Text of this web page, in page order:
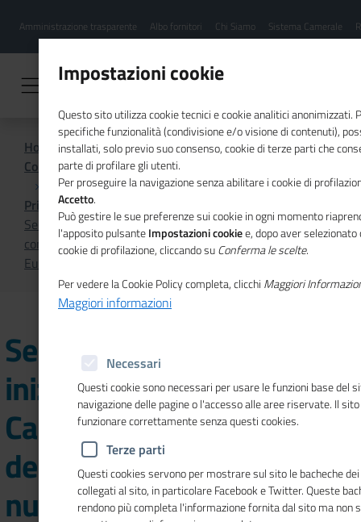
contenuto
Menu
hamburgher
Amministrazione trasparente Albo fornitori Chi Siamo Sistema Camerale
Home
Comunicazione istituzionale per il sistema camerale
Primo Piano
Servizi innovativi, iniziative e progetti della Camera di
commercio della Lettonia nel nuovo numero di Mosaico
Europa
Servizi innovativi,
iniziative e progetti della
Camera di commercio
della Lettonia nel nuovo
numero di Mosaico Europa
Impostazioni cookie
Questo sito utilizza cookie tecnici e cookie analitici anonimizzati.
specifiche funzionalità (condivisione e/o visione di contenuti),
installati, solo previo suo consenso, cookie di terze parti che
parte di profilare gli utenti.
Per proseguire la navigazione senza abilitare i cookie di
Accetto.
Può gestire le sue preferenze sui cookie in ogni momento
l'apposito pulsanteImpostazioni cookiee, dopo aver
cookie di profilazione, cliccando suConferma le scelte.
Per vedere la Cookie Policy completa, clicchi Maggiori
Maggiori informazioni
Necessari
Questi cookie sono necessari per usare le funzioni base del
navigazione delle pagine o l'accesso alle aree riservate. Il
funzionare correttamente senza questi cookies.
Terze parti
Questi cookies servono per mostrare sul sito le bacheche
collegati al sito, in particolare Facebook e Twitter. Queste
rendono più completa l'informazione fornita dal sito ma non